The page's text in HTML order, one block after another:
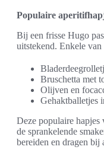
Populaire
Bij een frisse Hugo
uitstekend. Enkele van
Bruschetta met
Olijven en
Gehaktballetjes
Deze populaire
de sprankelende
bereiden en dragen bij